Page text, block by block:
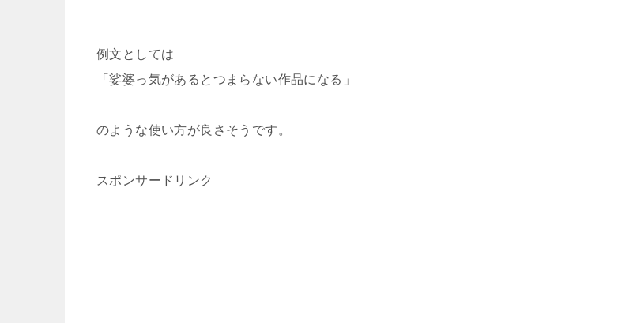
例文としては
「娑婆っ気があるとつまらない作品になる」
のような使い方が良さそうです。
スポンサードリンク